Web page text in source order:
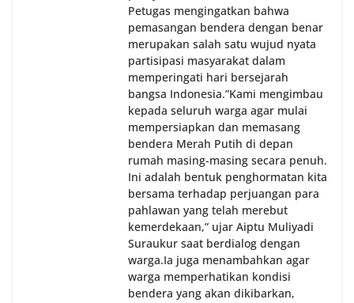
Petugas mengingatkan bahwa
pemasangan bendera dengan benar
merupakan salah satu wujud nyata
partisipasi masyarakat dalam
memperingati hari bersejarah
bangsa Indonesia.‎‎”Kami mengimbau
kepada seluruh warga agar mulai
mempersiapkan dan memasang
bendera Merah Putih di depan
rumah masing-masing secara penuh.
Ini adalah bentuk penghormatan kita
bersama terhadap perjuangan para
pahlawan yang telah merebut
kemerdekaan,” ujar Aiptu Muliyadi
Suraukur saat berdialog dengan
warga.‎‎Ia juga menambahkan agar
warga memperhatikan kondisi
bendera yang akan dikibarkan,